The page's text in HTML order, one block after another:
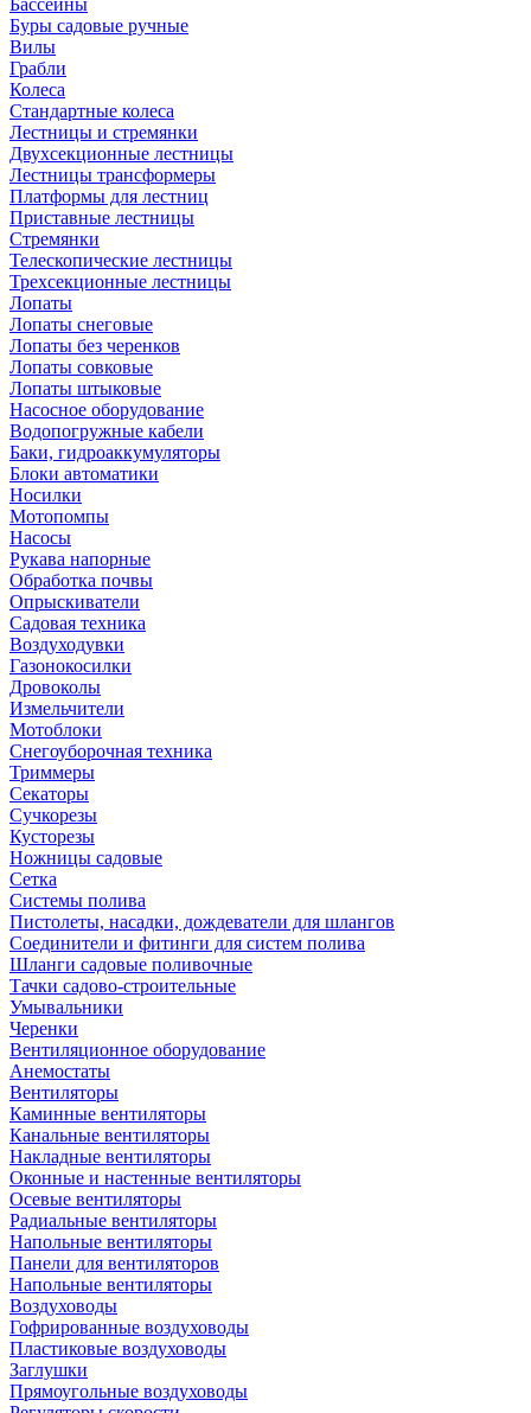
Бассейны
Буры садовые ручные
Вилы
Грабли
Колеса
Стандартные колеса
Лестницы и стремянки
Двухсекционные лестницы
Лестницы трансформеры
Платформы для лестниц
Приставные лестницы
Стремянки
Телескопические лестницы
Трехсекционные лестницы
Лопаты
Лопаты снеговые
Лопаты без черенков
Лопаты совковые
Лопаты штыковые
Насосное оборудование
Водопогружные кабели
Баки, гидроаккумуляторы
Блоки автоматики
Носилки
Мотопомпы
Насосы
Рукава напорные
Обработка почвы
Опрыскиватели
Садовая техника
Воздуходувки
Газонокосилки
Дровоколы
Измельчители
Мотоблоки
Снегоуборочная техника
Триммеры
Секаторы
Сучкорезы
Кусторезы
Ножницы садовые
Сетка
Системы полива
Пистолеты, насадки, дождеватели для шлангов
Соединители и фитинги для систем полива
Шланги садовые поливочные
Тачки садово-строительные
Умывальники
Черенки
Вентиляционное оборудование
Анемостаты
Вентиляторы
Каминные вентиляторы
Канальные вентиляторы
Накладные вентиляторы
Оконные и настенные вентиляторы
Осевые вентиляторы
Радиальные вентиляторы
Напольные вентиляторы
Панели для вентиляторов
Напольные вентиляторы
Воздуховоды
Гофрированные воздуховоды
Пластиковые воздуховоды
Заглушки
Прямоугольные воздуховоды